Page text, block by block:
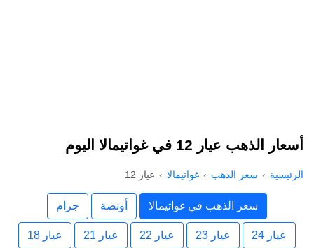
أسعار الذهب عيار 12 في غواتيمالا اليوم
الرئيسية سعر الذهب غواتيمالا عيار 12
سعر الذهب في غواتيمالا أونصة جرام
عيار 24 عيار 23 عيار 22 عيار 21 عيار 18